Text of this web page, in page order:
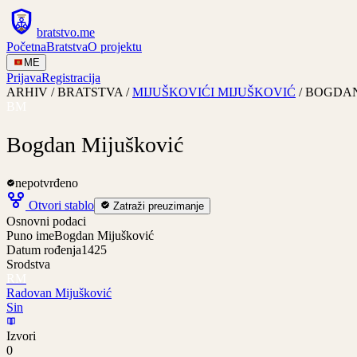
bratstvo.me
PočetnaBratstvaO projektu
ME
PrijavaRegistracija
ARHIV / BRATSTVA / MIJUŠKOVIĆI MIJUŠKOVIĆ /
Bogdan Mijušković
nepotvrđeno
Otvori stablo
Zatraži preuzimanje
Osnovni podaci
Puno imeBogdan Mijušković
Datum rođenja1425
Srodstva
Radovan Mijušković
Sin
Izvori
0